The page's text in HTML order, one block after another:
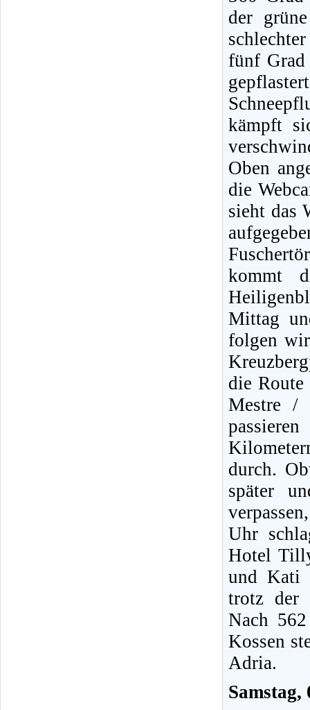
der
fünf Grad
kämpft
Oben
die
sieht das
kommt
Mittag
folgen
die
Mestre /
durch.
später
Uhr
Hotel
und Kati
trotz der
Nach
Kossen
Adria.
Samstag,